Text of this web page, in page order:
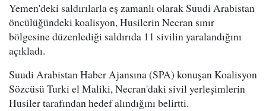
Yemen'deki saldırılarla eş zamanlı olarak Suudi Arabistan
öncülüğündeki koalisyon, Husilerin Necran sınır
bölgesine düzenlediği saldırıda 11 sivilin yaralandığını
açıkladı.
Suudi Arabistan Haber Ajansına (SPA) konuşan Koalisyon
Sözcüsü Turki el Maliki, Necran'daki sivil yerleşimlerin
Husiler tarafından hedef alındığını belirtti.